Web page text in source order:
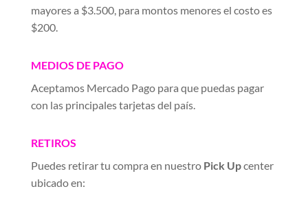
mayores a $3.500, para montos menores el costo es
$200.
MEDIOS DE PAGO
Aceptamos Mercado Pago para que puedas pagar
con las principales tarjetas del país.
RETIROS
Puedes retirar tu compra en nuestro Pick Upcenter
ubicado en: